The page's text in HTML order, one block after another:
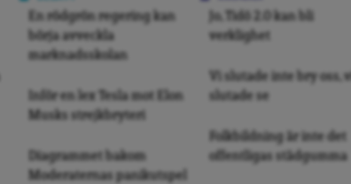
En rödgrön regering kan
börja avveckla
marknadsskolan
Inför en lex Tesla mot Elon
Musks strejkbryteri
Diagrammet bakom
Moderaternas panikutspel
Jo, Tidö 2.0 kan bli
verklighet
Vi slutade inte bry oss, vi
slutade se
Folkbildning är inte det
offentligas städgumma